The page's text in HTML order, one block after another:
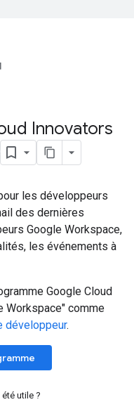
Innovators
les développeurs
des dernières
Google Workspace,
les événements à
Google Cloud
Workspace" comme
développeur.
utile ?